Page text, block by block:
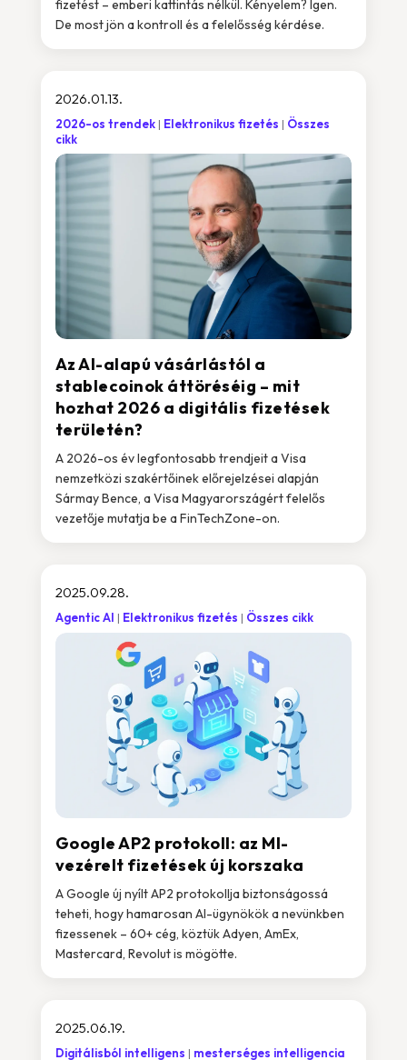
fizetést – emberi kattintás nélkül. Kényelem? Igen.
De most jön a kontroll és a felelősség kérdése.
Az AI-alapú vásárlástól a
stablecoinok áttöréséig – mit
hozhat 2026 a digitális fizetések
területén?
2026.01.13.
2026-os trendek Elektronikus fizetés
Összes
cikk
A 2026-os év legfontosabb trendjeit a Visa
nemzetközi szakértőinek előrejelzései alapján
Sármay Bence, a Visa Magyarországért felelős
vezetője mutatja be a FinTechZone-on.
Google AP2 protokoll: az MI-
vezérelt fizetések új korszaka
2025.09.28.
Agentic AI Elektronikus fizetés Összes cikk
A Google új nyílt AP2 protokollja biztonságossá
teheti, hogy hamarosan AI-ügynökök a nevünkben
fizessenek – 60+ cég, köztük Adyen, AmEx,
Mastercard, Revolut is mögötte.
2025.06.19.
Digitálisból intelligens
mesterséges intelligencia